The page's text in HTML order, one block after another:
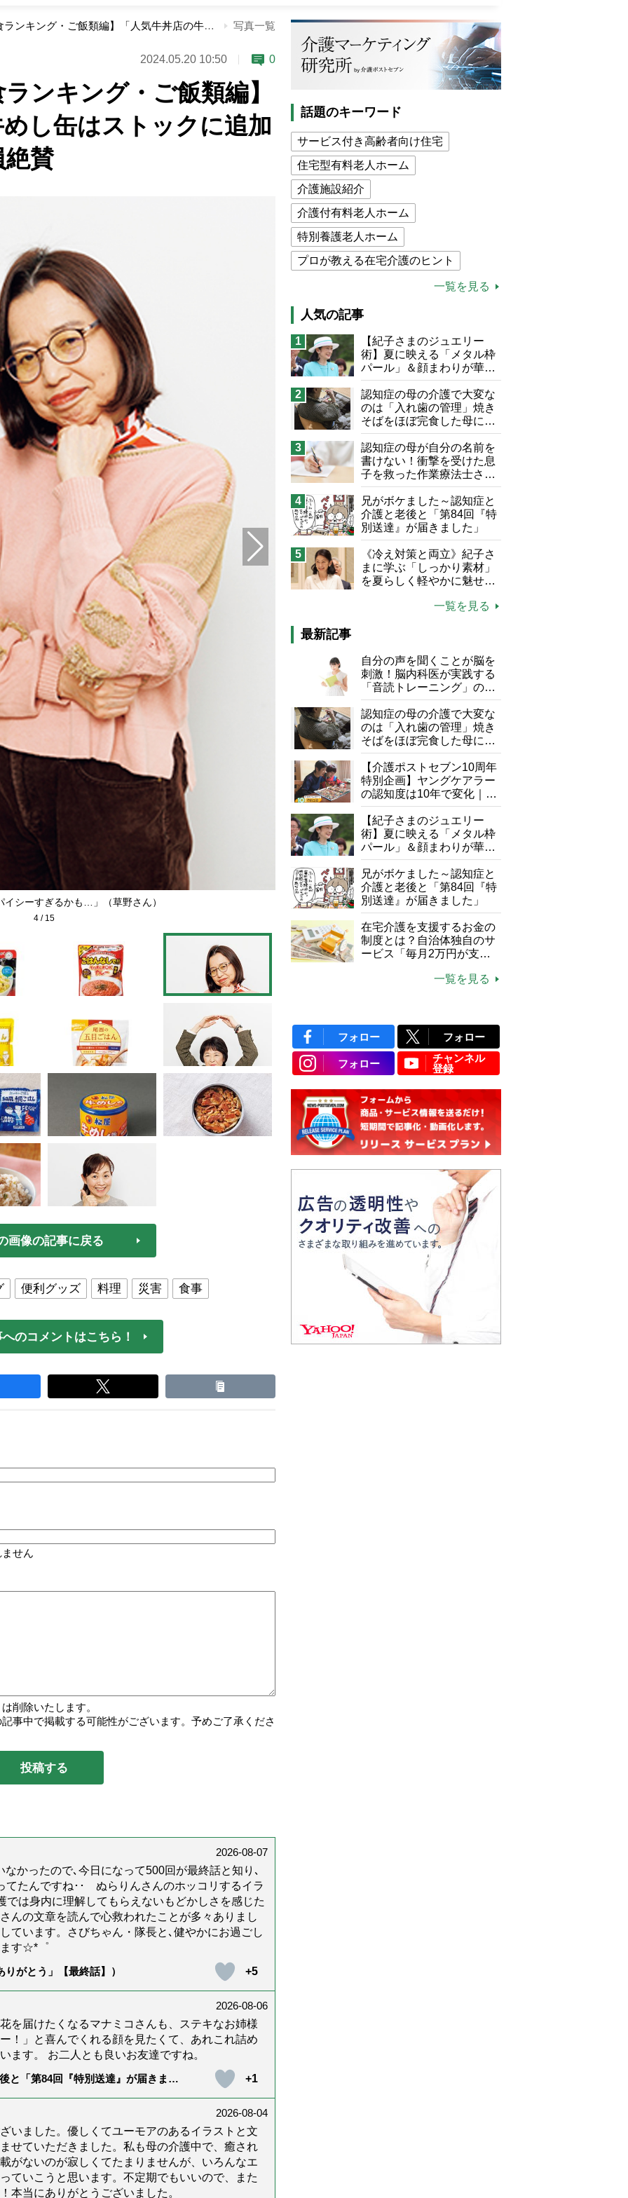
【おいしい非常食ランキング・ご飯類編】「人気牛丼店の牛めし缶はストックに追加したい」と審査員絶賛 写真一覧
2024.05.20 10:50 0
ンキング・ご飯類編】
し缶はストックに追加
賛
イシーすぎるかも…」（草野さん） アルファー食品の『安心米 舞茸と根菜のおこわ』。もち米に根菜入
4 / 15
画像の記事に戻る
便利グッズ 料理 災害 食事
のコメントはこちら！
せん
削除いたします。
事中で掲載する可能性がございます。予めご了承くださ
2026-08-07
かったので､今日になって500回が最終話と知り､
たんですね･･ ぬらりんさんのホッコリするイラ
は身内に理解してもらえないもどかしさを感じた
んの文章を読んで心救われたことが多々ありまし
ています。さびちゃん・隊長と､健やかにお過ごし
ます☆*゜
がとう」【最終話】）
+5
2026-08-06
を届けたくなるマナミコさんも、ステキなお姉様
！」と喜んでくれる顔を見たくて、あれこれ詰め
ます。 お二人とも良いお友達ですね。
と「第84回『特別送達』が届きまし
+1
2026-08-04
いました。優しくてユーモアのあるイラストと文
せていただきました。私も母の介護中で、癒され
がないのが寂しくてたまりませんが、いろんなエ
ていこうと思います。不定期でもいいので、また
本当にありがとうございました。
話題のキーワード
サービス付き高齢者向け住宅
住宅型有料老人ホーム
介護施設紹介
介護付有料老人ホーム
特別養護老人ホーム
プロが教える在宅介護のヒント
介護食
高木ブー
ケアマネジャー
猫が母になつきません
息子の遠距離介護サバイバル術
兄がボケました
便利なサービス
予防法
一覧を見る
人気の記事
1
【紀子さまのジュエリー
術】夏に映える「メタル枠
パール」＆顔まわりが華や
ぐ「揺れる一粒」の使い分
け方
2
認知症の母の介護で大変な
のは「入れ歯の管理」焼き
そばをほぼ完食した母に息
子が血の気が引いた理由
3
認知症の母が自分の名前を
書けない！衝撃を受けた息
子を救った作業療法士さん
の言葉
4
兄がボケました～認知症と
介護と老後と「第84回『特
別送達』が届きました」
5
《冷え対策と両立》紀子さ
まに学ぶ「しっかり素材」
を夏らしく軽やかに魅せる
一覧を見る
最新記事
自分の声を聞くことが脳を
刺激！脳内科医が実践する
「音読トレーニング」の極
意
認知症の母の介護で大変な
のは「入れ歯の管理」焼き
そばをほぼ完食した母に息
子が血の気が引いた理由
【介護ポストセブン10周年
特別企画】ヤングケアラー
の認知度は10年で変化｜流
行語大賞にノミネート、法
律にも明記されたが果たし
て現在は？
【紀子さまのジュエリー
術】夏に映える「メタル枠
パール」＆顔まわりが華や
ぐ「揺れる一粒」の使い分
け方
兄がボケました～認知症と
介護と老後と「第84回『特
別送達』が届きました」
在宅介護を支援するお金の
制度とは？自治体独自のサ
ービス「毎月2万円が支給
一覧を見る
フォロー フォロー
フォロー
チャンネル
登録